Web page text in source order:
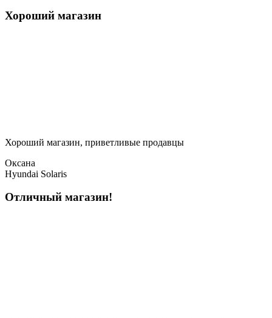
Хороший магазин
Хороший магазин, приветливые продавцы
Оксана
Hyundai Solaris
Отличный магазин!